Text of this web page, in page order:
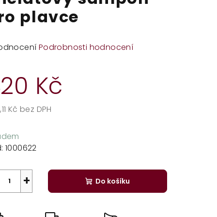
plavce
Podrobnosti hodnocení
Kč
Kč bez DPH
1000622
+ Do košíku